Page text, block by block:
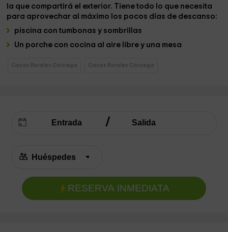
la que compartirá el exterior. Tiene todo lo que necesita
para aprovechar al máximo los pocos días de descanso:
piscina con tumbonas y sombrillas
Un porche con cocina al aire librey una mesa
Casas Rurales Corcega Casas Rurales Córcega
RESERVA INMEDIATA